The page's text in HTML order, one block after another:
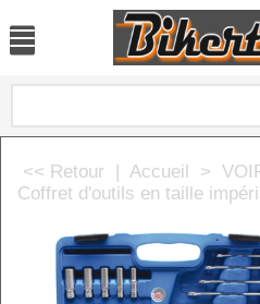
<< Retour | Accueil >
Coffret d'outils en taille